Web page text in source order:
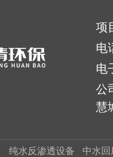
项
电
电
公
慧
纯水反渗透设备 中水回